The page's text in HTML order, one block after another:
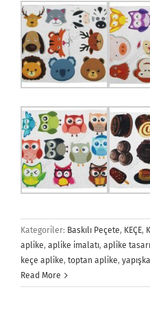
Kategoriler: Baskılı Peçete, KEÇE,
aplike, aplike imalatı, aplike
keçe aplike, toptan aplike,
Read More